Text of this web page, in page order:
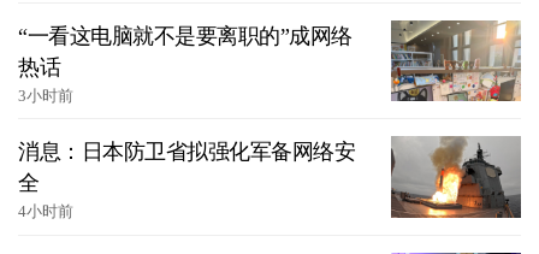
“一看这电脑就不是要离职的”成网络
热话
3小时前
消息：日本防卫省拟强化军备网络安
全
4小时前